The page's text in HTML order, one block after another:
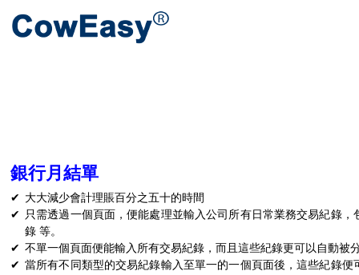
銀行月結單
✔
✔
✔
✔
大大減少會計理賬百分之五十的時間
只需透過一個頁面，便能處理並輸入公司所有日常業務交易紀錄
錄 等。
不單一個頁面便能輸入所有交易紀錄，而且這些紀錄更可以自動被
當所有不同類型的交易紀錄輸入至單一的一個頁面後，這些紀錄